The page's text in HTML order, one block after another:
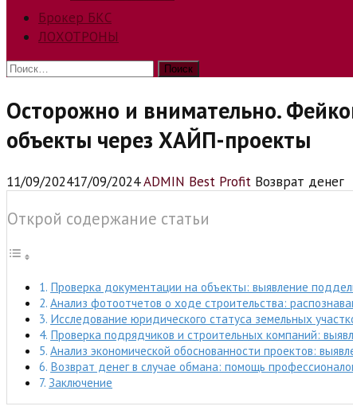
Брокер БКС
ЛОХОТРОНЫ
Найти:
Осторожно и внимательно.
объекты через ХАЙП-проекты
11/09/202417/09/2024ADMIN Best Profit Возврат денег
Открой содержание статьи
Проверка документации на объекты: выявление
Анализ фотоотчетов о ходе строительства:
Исследование юридического статуса земельных
Проверка подрядчиков и строительных компаний:
Анализ экономической обоснованности проектов:
Возврат денег в случае обмана: помощь
Заключение